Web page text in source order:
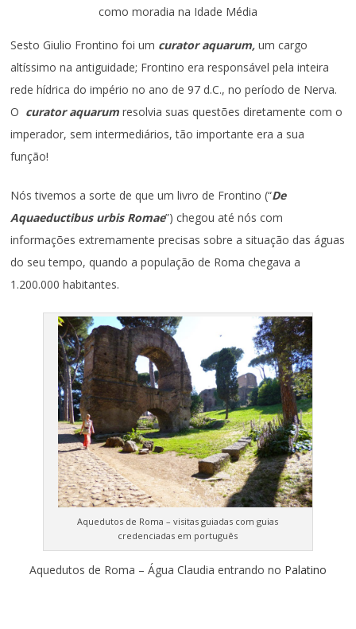
como moradia na Idade Média
Sesto Giulio Frontino foi um curator aquarum, um cargo
altíssimo na antiguidade; Frontino era responsável pela inteira
rede hídrica do império no ano de 97 d.C., no período de Nerva.
O curator aquarum resolvia suas questões diretamente com o
imperador, sem intermediários, tão importante era a sua
função!
Nós tivemos a sorte de que um livro de Frontino (“De
Aquaeductibus urbis Romae”) chegou até nós com
informações extremamente precisas sobre a situação das águas
do seu tempo, quando a população de Roma chegava a
1.200.000 habitantes.
Aquedutos de Roma – visitas guiadas com guias
credenciadas em português
Aquedutos de Roma – Água Claudia entrando no Palatino